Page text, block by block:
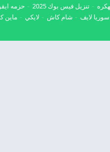
تنزيل فيس بوك 2025 حزمه
سوريا لايف شام كاش لايكي ماين